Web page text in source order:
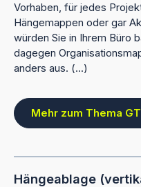
Vorhaben, für jedes
Hängemappen oder gar
würden Sie in Ihrem Büro
dagegen
anders aus. (...)
Mehr zum Thema
Hängeablage